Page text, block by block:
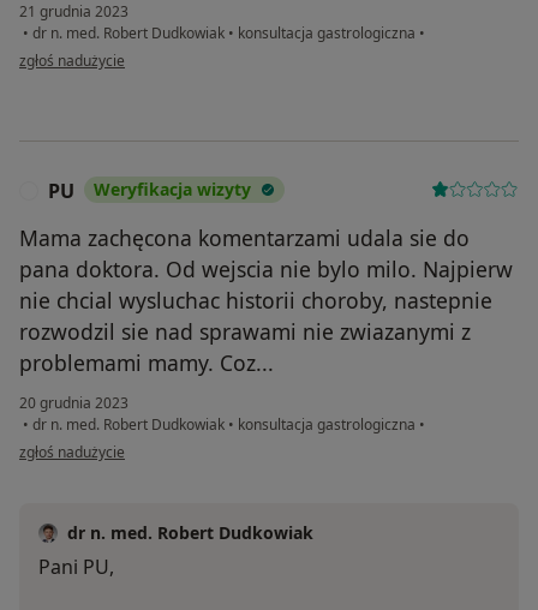
21 grudnia 2023
• dr n. med. Robert Dudkowiak • konsultacja gastrologiczna •
w opinii użytkownika Bartek
zgłoś nadużycie
PU Weryfikacja wizyty
Mama zachęcona komentarzami udala sie do
pana doktora. Od wejscia nie bylo milo. Najpierw
nie chcial wysluchac historii choroby, nastepnie
rozwodzil sie nad sprawami nie zwiazanymi z
problemami mamy. Coz...
20 grudnia 2023
• dr n. med. Robert Dudkowiak • konsultacja gastrologiczna •
w opinii użytkownika PU
zgłoś nadużycie
dr n. med. Robert Dudkowiak
Pani PU,